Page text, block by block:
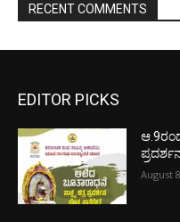
RECENT COMMENTS
EDITOR PICKS
August